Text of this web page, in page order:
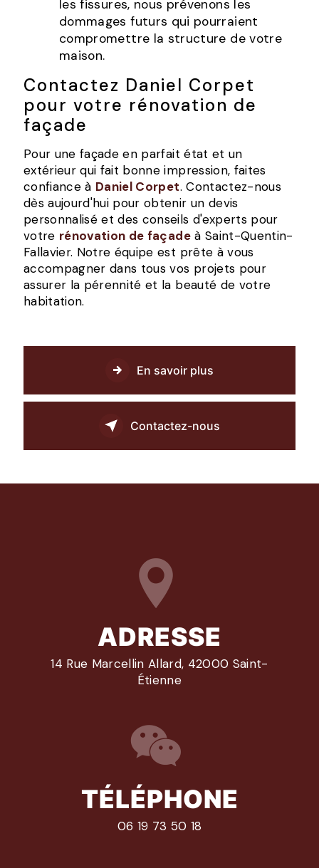
les fissures, nous prévenons les
dommages futurs qui pourraient
compromettre la structure de votre
maison.
Contactez Daniel Corpet
pour votre rénovation de
façade
Pour une façade en parfait état et un
extérieur qui fait bonne impression, faites
confiance à Daniel Corpet. Contactez-nous
dès aujourd'hui pour obtenir un devis
personnalisé et des conseils d'experts pour
votre rénovation de façadeà Saint-Quentin-
Fallavier. Notre équipe est prête à vous
accompagner dans tous vos projets pour
assurer la pérennité et la beauté de votre
habitation.
En savoir plus
Contactez-nous
ADRESSE
14 Rue Marcellin Allard, 42000 Saint-
Étienne
TÉLÉPHONE
06 19 73 50 18